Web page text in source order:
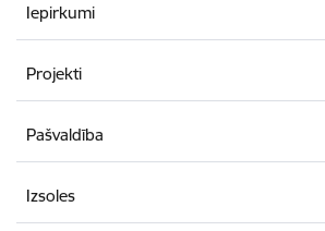
Iepirkumi
Projekti
Pašvaldība
Izsoles